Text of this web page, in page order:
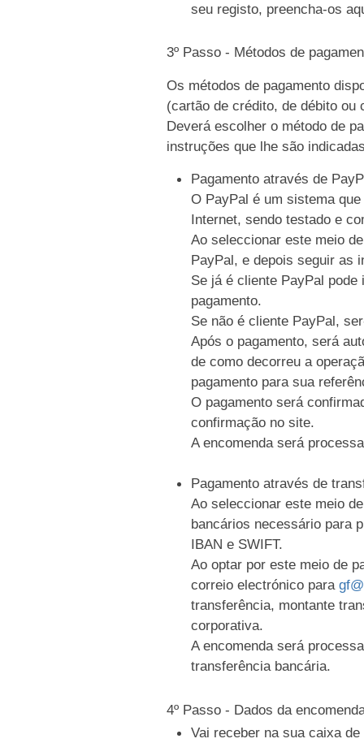
seu registo, preencha-os
3º Passo - Métodos de
Os métodos de pagamento
(cartão de crédito, de débito ou
Deverá escolher o método de
instruções que lhe são
Pagamento através de
O PayPal é um sistema
Internet, sendo testado e
Ao seleccionar este meio
PayPal, e depois seguir as
Se já é cliente PayPal
pagamento.
Se não é cliente PayPal,
Após o pagamento, será
de como decorreu a
pagamento para sua
O pagamento será
confirmação no site.
A encomenda será
Pagamento através de
Ao seleccionar este meio
bancários necessário para
IBAN e SWIFT.
Ao optar por este meio de
correio electrónico para
transferência, montante
corporativa.
A encomenda será
transferência bancária.
4º Passo - Dados da
Vai receber na sua caixa